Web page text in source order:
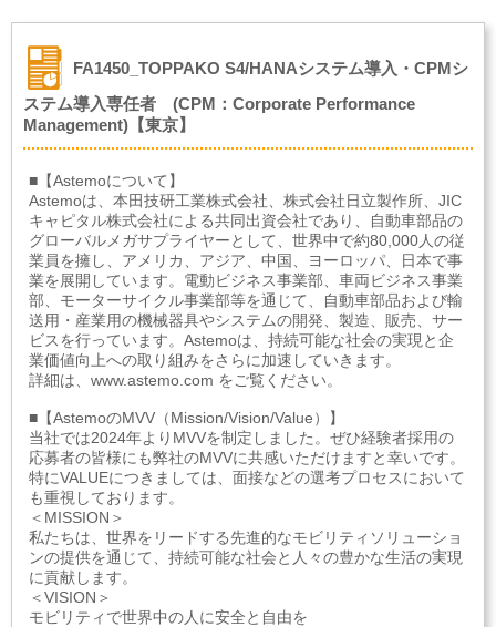
FA1450_TOPPAKO S4/HANAシステム導入・CPMシ
ステム導入専任者 (CPM：Corporate Performance
Management)【東京】
■【Astemoについて】
Astemoは、本田技研工業株式会社、株式会社日立製作所、JIC
キャピタル株式会社による共同出資会社であり、自動車部品の
グローバルメガサプライヤーとして、世界中で約80,000人の従
業員を擁し、アメリカ、アジア、中国、ヨーロッパ、日本で事
業を展開しています。電動ビジネス事業部、車両ビジネス事業
部、モーターサイクル事業部等を通じて、自動車部品および輸
送用・産業用の機械器具やシステムの開発、製造、販売、サー
ビスを行っています。Astemoは、持続可能な社会の実現と企
業価値向上への取り組みをさらに加速していきます。
詳細は、www.astemo.com をご覧ください。
■【AstemoのMVV（Mission/Vision/Value）】
当社では2024年よりMVVを制定しました。ぜひ経験者採用の
応募者の皆様にも弊社のMVVに共感いただけますと幸いです。
特にVALUEにつきましては、面接などの選考プロセスにおいて
も重視しております。
＜MISSION＞
私たちは、世界をリードする先進的なモビリティソリューショ
ンの提供を通じて、持続可能な社会と人々の豊かな生活の実現
に貢献します。
＜VISION＞
モビリティで世界中の人に安全と自由を